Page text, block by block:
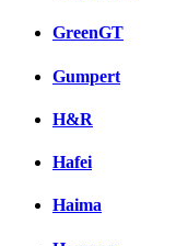
GreenGT
Gumpert
H&R
Hafei
Haima